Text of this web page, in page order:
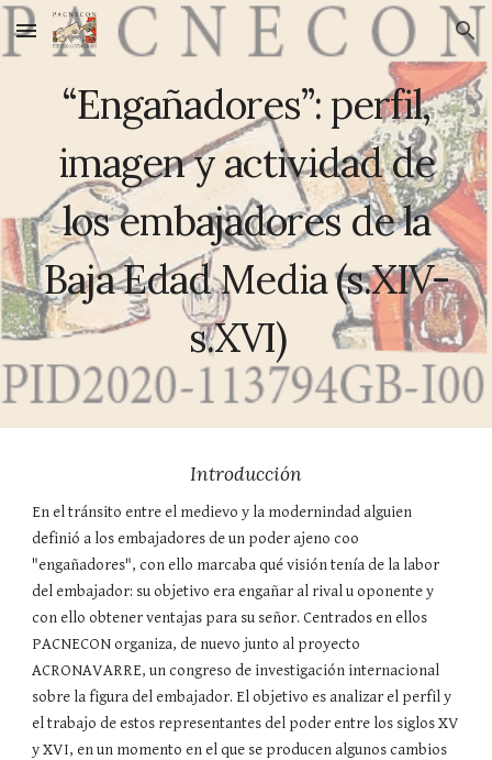
Skip to main content Skip to navigation
“Engañadores”: perfil,
imagen y actividad de
los embajadores de la
Baja Edad Media (s.XIV-
s.XVI)
Introducción
En el tránsito entre el medievo y la modernindad alguien
definió a los embajadores de un poder ajeno coo
"engañadores", con ello marcaba qué visión tenía de la labor
del embajador: su objetivo era engañar al rival u oponente y
con ello obtener ventajas para su señor. Centrados en ellos
PACNECON organiza, de nuevo junto al proyecto
ACRONAVARRE, un congreso de investigación internacional
sobre la figura del embajador. El objetivo es analizar el perfil y
el trabajo de estos representantes del poder entre los siglos XV
y XVI, en un momento en el que se producen algunos cambios